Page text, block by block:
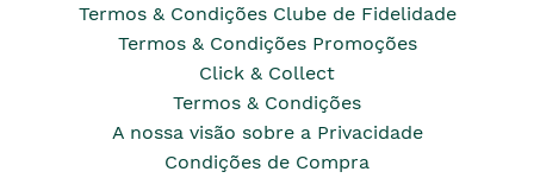
Termos & Condições Clube de Fidelidade
Termos & Condições Promoções
Click & Collect
Termos & Condições
A nossa visão sobre a Privacidade
Condições de Compra